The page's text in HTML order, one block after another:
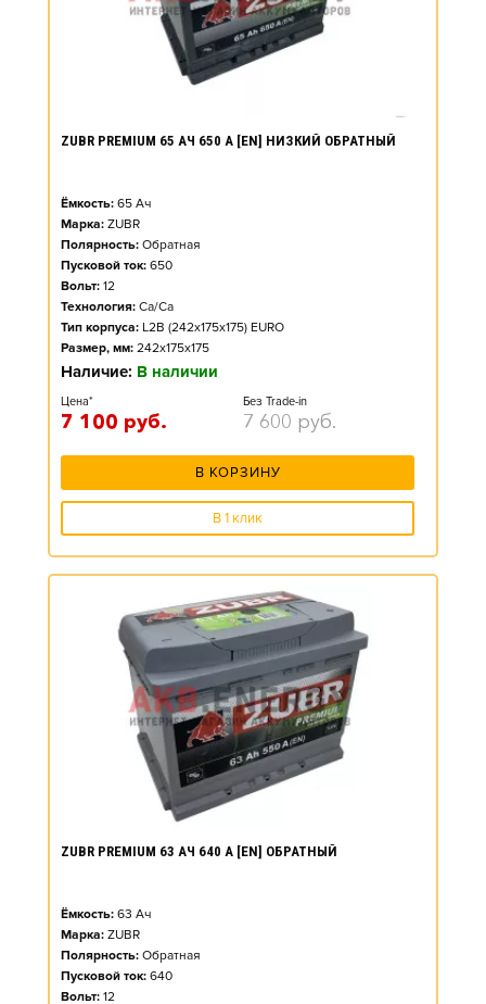
ZUBR PREMIUM 65 АЧ 650 А [EN] НИЗКИЙ ОБРАТНЫЙ
Ёмкость: 65 Ач
Марка: ZUBR
Полярность: Обратная
Пусковой ток: 650
Вольт: 12
Технология: Ca/Ca
Тип корпуса: L2B (242x175x175) EURO
Размер, мм: 242x175x175
Наличие: В наличии
Цена*
7 100 руб.
Без Trade-in
7 600 руб.
В КОРЗИНУ
В 1 клик
ZUBR PREMIUM 63 АЧ 640 А [EN] ОБРАТНЫЙ
Ёмкость: 63 Ач
Марка: ZUBR
Полярность: Обратная
Пусковой ток: 640
Вольт: 12